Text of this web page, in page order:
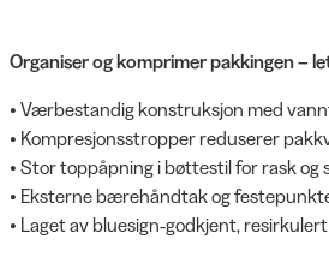
Organiser og komprimer pakkingen –
• Værbestandig konstruksjon med
• Kompresjonsstropper reduserer
• Stor toppåpning i bøttestil for rask og
• Eksterne bærehåndtak og
• Laget av bluesign‑godkjent,